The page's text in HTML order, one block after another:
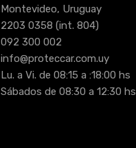
Montevideo, Uruguay
2203 0358 (int. 804)
092 300 002
info@proteccar.com.uy
Lu. a Vi. de 08:15 a :18:00 hs
Sábados de 08:30 a 12:30 hs